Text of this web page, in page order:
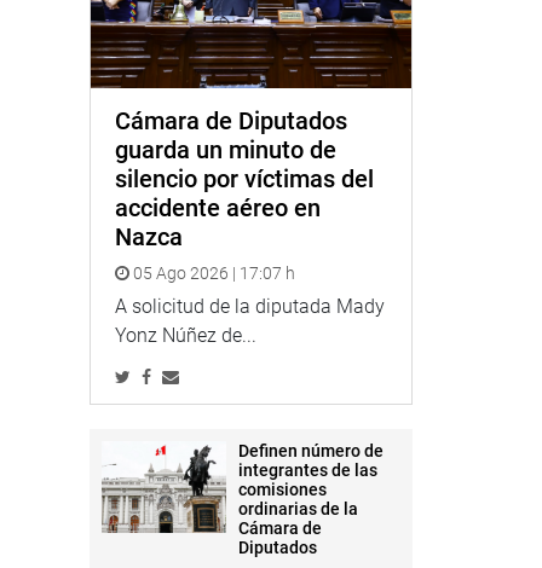
Cámara de Diputados
guarda un minuto de
silencio por víctimas del
accidente aéreo en
Nazca
05 Ago 2026 | 17:07 h
A solicitud de la diputada Mady
Yonz Núñez de...
Definen número de
integrantes de las
comisiones
ordinarias de la
Cámara de
Diputados